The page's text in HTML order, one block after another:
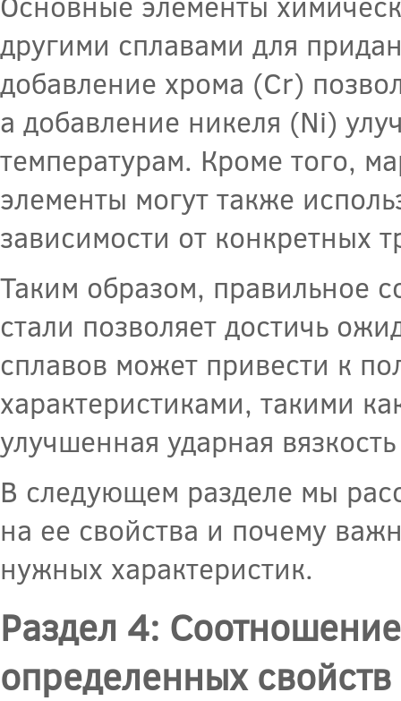
другими сплавами для
добавление хрома (Cr)
а добавление никеля (Ni)
температурам. Кроме того,
элементы могут также
зависимости от конкретных
Таким образом, правильное
стали позволяет достичь
сплавов может привести к
характеристиками, такими
улучшенная ударная
В следующем разделе мы
на ее свойства и почему
нужных характеристик.
Раздел 4:
определенных свойств